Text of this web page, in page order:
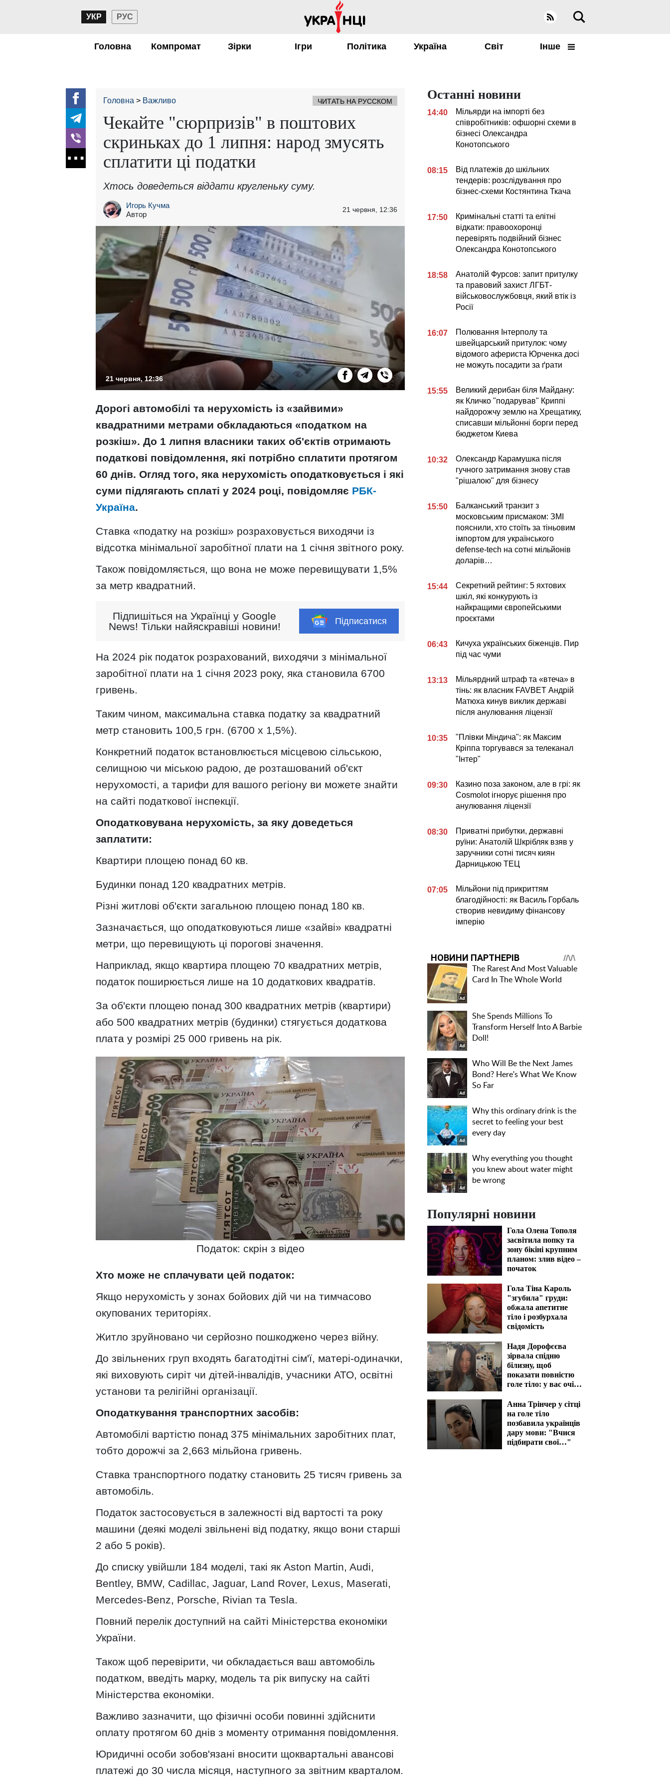
УКР РУС
Головна Компромат Зірки Ігри Політика Україна Світ Інше
Головна Важливо ЧИТАТЬ НА РУССКОМ
Чекайте "сюрпризів" в поштових
скриньках до 1 липня: народ змусять
сплатити ці податки
Хтось доведеться віддати кругленьку суму.
Игорь Кучма
Автор
21 червня, 12:36
21 червня, 12:36
Дорогі автомобілі та нерухомість із «зайвими»
квадратними метрами обкладаються «податком на
розкіш». До 1 липня власники таких об'єктів отримають
податкові повідомлення, які потрібно сплатити протягом
60 днів. Огляд того, яка нерухомість оподатковується і які
суми підлягають сплаті у 2024 році, повідомляє РБК-
Україна.
Ставка «податку на розкіш» розраховується виходячи із
відсотка мінімальної заробітної плати на 1 січня звітного року.
Також повідомляється, що вона не може перевищувати 1,5%
за метр квадратний.
Підпишіться на Українці у Google
News! Тільки найяскравіші новини!
Підписатися
На 2024 рік податок розрахований, виходячи з мінімальної
заробітної плати на 1 січня 2023 року, яка становила 6700
гривень.
Таким чином, максимальна ставка податку за квадратний
метр становить 100,5 грн. (6700 х 1,5%).
Конкретний податок встановлюється місцевою сільською,
селищною чи міською радою, де розташований об'єкт
нерухомості, а тарифи для вашого регіону ви можете знайти
на сайті податкової інспекції.
Оподатковувана нерухомість, за яку доведеться
заплатити:
Квартири площею понад 60 кв.
Будинки понад 120 квадратних метрів.
Різні житлові об'єкти загальною площею понад 180 кв.
Зазначається, що оподатковуються лише «зайві» квадратні
метри, що перевищують ці порогові значення.
Наприклад, якщо квартира площею 70 квадратних метрів,
податок поширюється лише на 10 додаткових квадратів.
За об'єкти площею понад 300 квадратних метрів (квартири)
або 500 квадратних метрів (будинки) стягується додаткова
плата у розмірі 25 000 гривень на рік.
Податок: скрін з відео
Хто може не сплачувати цей податок:
Якщо нерухомість у зонах бойових дій чи на тимчасово
окупованих територіях.
Житло зруйновано чи серйозно пошкоджено через війну.
До звільнених груп входять багатодітні сім'ї, матері-одиначки,
які виховують сиріт чи дітей-інвалідів, учасники АТО, освітні
установи та релігійні організації.
Оподаткування транспортних засобів:
Автомобілі вартістю понад 375 мінімальних заробітних плат,
тобто дорожчі за 2,663 мільйона гривень.
Ставка транспортного податку становить 25 тисяч гривень за
автомобіль.
Податок застосовується в залежності від вартості та року
машини (деякі моделі звільнені від податку, якщо вони старші
2 або 5 років).
До списку увійшли 184 моделі, такі як Aston Martin, Audi,
Bentley, BMW, Cadillac, Jaguar, Land Rover, Lexus, Maserati,
Mercedes-Benz, Porsche, Rivian та Tesla.
Повний перелік доступний на сайті Міністерства економіки
України.
Також щоб перевірити, чи обкладається ваш автомобіль
податком, введіть марку, модель та рік випуску на сайті
Міністерства економіки.
Важливо зазначити, що фізичні особи повинні здійснити
оплату протягом 60 днів з моменту отримання повідомлення.
Юридичні особи зобов'язані вносити щоквартальні авансові
платежі до 30 числа місяця, наступного за звітним кварталом.
Останні новини
14:40
Мільярди на імпорті без
співробітників: офшорні схеми в
бізнесі Олександра
Конотопського
08:15
Від платежів до шкільних
тендерів: розслідування про
бізнес-схеми Костянтина Ткача
17:50
Кримінальні статті та елітні
відкати: правоохоронці
перевірять подвійний бізнес
Олександра Конотопського
18:58
Анатолій Фурсов: запит притулку
та правовий захист ЛГБТ-
військовослужбовця, який втік із
Росії
16:07
Полювання Інтерполу та
швейцарський притулок: чому
відомого афериста Юрченка досі
не можуть посадити за ґрати
15:55
Великий дерибан біля Майдану:
як Кличко "подарував" Криппі
найдорожчу землю на Хрещатику,
списавши мільйонні борги перед
бюджетом Киева
10:32
Олександр Карамушка після
гучного затримання знову став
"рішалою" для бізнесу
15:50
Балканський транзит з
московським присмаком: ЗМІ
пояснили, хто стоїть за тіньовим
імпортом для українського
defense-tech на сотні мільйонів
доларів…
15:44
Секретний рейтинг: 5 яхтових
шкіл, які конкурують із
найкращими європейськими
проєктами
06:43
Кичуха українських біженців. Пир
під час чуми
13:13
Мільярдний штраф та «втеча» в
тінь: як власник FAVBET Андрій
Матюха кинув виклик державі
після анулювання ліцензії
10:35
"Плівки Міндича": як Максим
Кріппа торгувався за телеканал
"Інтер"
09:30
Казино поза законом, але в грі: як
Cosmolot ігнорує рішення про
анулювання ліцензії
08:30
Приватні прибутки, державні
руїни: Анатолій Шкрібляк взяв у
заручники сотні тисяч киян
Дарницькою ТЕЦ
07:05
Мільйони під прикриттям
благодійності: як Василь Горбаль
створив невидиму фінансову
імперію
Популярні новини
Гола Олена Тополя
засвітила попку та
зону бікіні крупним
планом: злив відео –
початок
Гола Тіна Кароль
"згубила" груди:
обжала апетитне
тіло і розбурхала
свідомість
Надя Дорофєєва
зірвала спідню
білизну, щоб
показати повністю
голе тіло: у вас очі
Анна Трінчер у сітці
на голе тіло
позбавила українців
дару мови: "Вчися
підбирати свої…"